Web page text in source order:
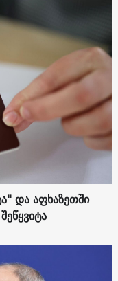
და აფხაზეთში